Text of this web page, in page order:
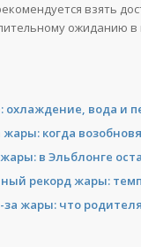
взять
ожиданию в
охлаждение, вода и
жары: когда
в Эльблонге
рекорд жары:
за жары: что